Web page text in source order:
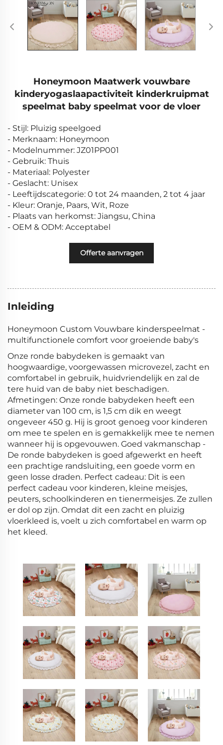
Honeymoon Maatwerk vouwbare
kinderyogaslaapactiviteit kinderkruipmat
speelmat baby speelmat voor de vloer
- Stijl: Pluizig speelgoed
- Merknaam: Honeymoon
- Modelnummer: JZ01PP001
- Gebruik: Thuis
- Materiaal: Polyester
- Geslacht: Unisex
- Leeftijdscategorie: 0 tot 24 maanden, 2 tot 4 jaar
- Kleur: Oranje, Paars, Wit, Roze
- Plaats van herkomst: Jiangsu, China
- OEM & ODM: Acceptabel
Offerte aanvragen
Inleiding
Honeymoon Custom Vouwbare kinderspeelmat -
multifunctionele comfort voor groeiende baby's
Onze ronde babydeken is gemaakt van
hoogwaardige, voorgewassen microvezel, zacht en
comfortabel in gebruik, huidvriendelijk en zal de
tere huid van de baby niet beschadigen.
Afmetingen: Onze ronde babydeken heeft een
diameter van 100 cm, is 1,5 cm dik en weegt
ongeveer 450 g. Hij is groot genoeg voor kinderen
om mee te spelen en is gemakkelijk mee te nemen
wanneer hij is opgevouwen. Goed vakmanschap -
De ronde babydeken is goed afgewerkt en heeft
een prachtige randsluiting, een goede vorm en
geen losse draden. Perfect cadeau: Dit is een
perfect cadeau voor kinderen, kleine meisjes,
peuters, schoolkinderen en tienermeisjes. Ze zullen
er dol op zijn. Omdat dit een zacht en pluizig
vloerkleed is, voelt u zich comfortabel en warm op
het kleed.